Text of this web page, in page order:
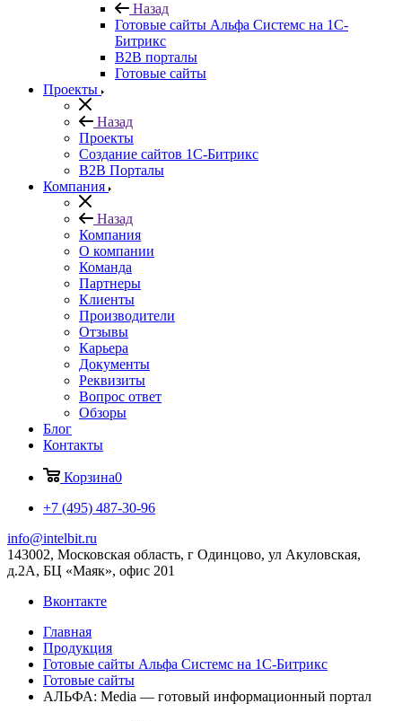
Назад
Готовые сайты Альфа Системс на 1С-
Битрикс
B2B порталы
Готовые сайты
Проекты
Назад
Проекты
Создание сайтов 1С-Битрикс
B2B Порталы
Компания
Назад
Компания
О компании
Команда
Партнеры
Клиенты
Производители
Отзывы
Карьера
Документы
Реквизиты
Вопрос ответ
Обзоры
Блог
Контакты
Корзина0
+7 (495) 487-30-96
info@intelbit.ru
143002, Московская область, г Одинцово, ул Акуловская,
д.2А, БЦ «Маяк», офис 201
Вконтакте
Главная
Продукция
Готовые сайты Альфа Системс на 1С-Битрикс
Готовые сайты
АЛЬФА: Media — готовый информационный портал